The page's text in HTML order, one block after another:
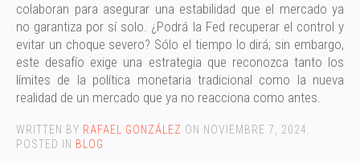
colaboran para asegurar una estabilidad que el mercado ya
no garantiza por sí solo. ¿Podrá la Fed recuperar el control y
evitar un choque severo? Sólo el tiempo lo dirá; sin embargo,
este desafío exige una estrategia que reconozca tanto los
límites de la política monetaria tradicional como la nueva
realidad de un mercado que ya no reacciona como antes.
WRITTEN BY RAFAEL GONZÁLEZ ON NOVIEMBRE 7, 2024
POSTED IN BLOG